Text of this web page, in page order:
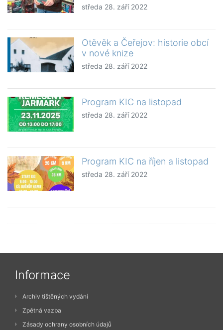
středa 28. září 2022
Otěvěk a Čeřejov: historie obcí
v nové knize
středa 28. září 2022
Program KIC na listopad
středa 28. září 2022
Program KIC na říjen a listopad
středa 28. září 2022
Informace
Archiv tištěných vydání
Zpětná vazba
Zásady ochrany osobních údajů